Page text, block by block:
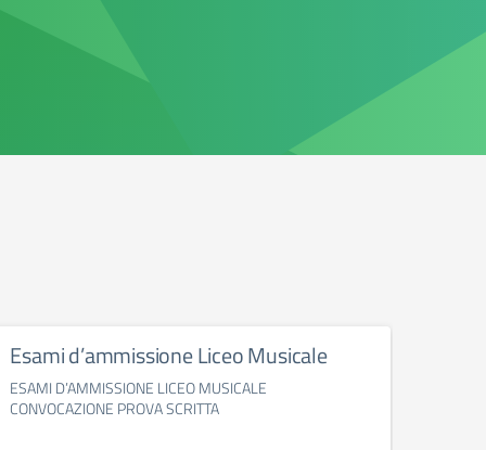
Esami d’ammissione Liceo Musicale
ESAMI D’AMMISSIONE LICEO MUSICALE
CONVOCAZIONE PROVA SCRITTA